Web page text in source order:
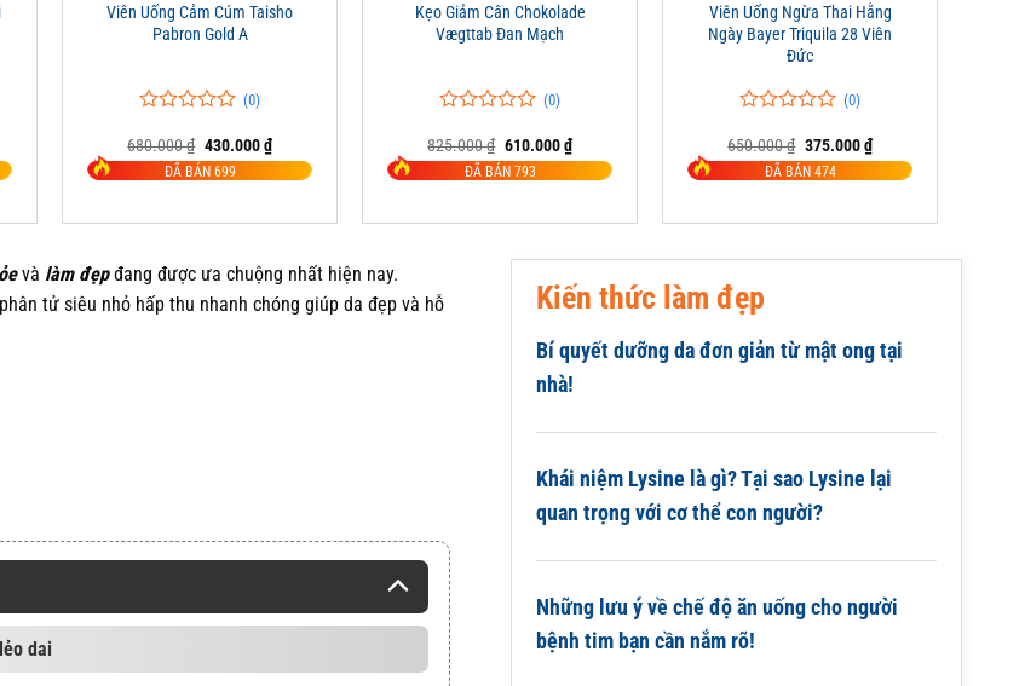
Viên Uống Cảm Cúm Taisho
Pabron Gold A
trên
5
đánh
(0)
680.000₫ Giá
gốc
là:
430.000₫Giá
hiện
tại
ĐÃ BÁN 699
Kẹo Giảm Cân Chokolade
Vægttab Đan Mạch
trên
5
đánh
(0)
825.000₫ Giá
gốc
là:
610.000₫Giá
hiện
tại
ĐÃ BÁN 793
Viên Uống Ngừa Thai Hằng
Ngày Bayer Triquila 28 Viên
Đức
trên
5
đánh
(0)
650.000₫ Giá
gốc
là:
375.000₫Giá
hiện
tại
ĐÃ BÁN 474
và làm đẹpđang được ưa chuộng nhất hiện nay.
tử siêu nhỏ hấp thu nhanh chóng giúp da đẹp và hỗ
dai
Kiến thức làm đẹp
Bí quyết dưỡng da đơn giản từ mật ong tại
nhà!
Khái niệm Lysine là gì? Tại sao Lysine lại
quan trọng với cơ thể con người?
Những lưu ý về chế độ ăn uống cho người
bệnh tim bạn cần nắm rõ!